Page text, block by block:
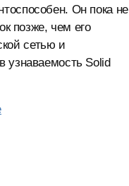
Он пока не
позже, чем его
сетью и
Solid